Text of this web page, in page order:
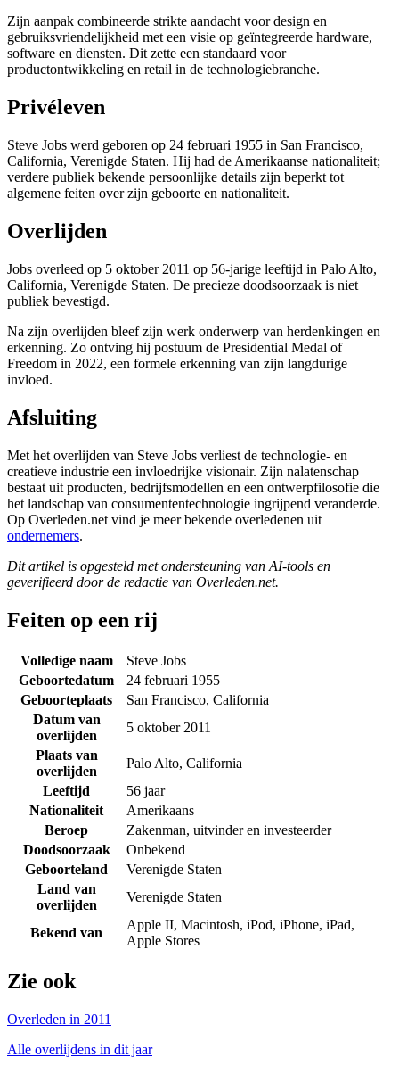
Zijn aanpak combineerde strikte aandacht voor design en
gebruiksvriendelijkheid met een visie op geïntegreerde hardware,
software en diensten. Dit zette een standaard voor
productontwikkeling en retail in de technologiebranche.
Privéleven
Steve Jobs werd geboren op 24 februari 1955 in San Francisco,
California, Verenigde Staten. Hij had de Amerikaanse nationaliteit;
verdere publiek bekende persoonlijke details zijn beperkt tot
algemene feiten over zijn geboorte en nationaliteit.
Overlijden
Jobs overleed op 5 oktober 2011 op 56-jarige leeftijd in Palo Alto,
California, Verenigde Staten. De precieze doodsoorzaak is niet
publiek bevestigd.
Na zijn overlijden bleef zijn werk onderwerp van herdenkingen en
erkenning. Zo ontving hij postuum de Presidential Medal of
Freedom in 2022, een formele erkenning van zijn langdurige
invloed.
Afsluiting
Met het overlijden van Steve Jobs verliest de technologie- en
creatieve industrie een invloedrijke visionair. Zijn nalatenschap
bestaat uit producten, bedrijfsmodellen en een ontwerpfilosofie die
het landschap van consumententechnologie ingrijpend veranderde.
Op Overleden.net vind je meer bekende overledenen uit
ondernemers.
Dit artikel is opgesteld met ondersteuning van AI-tools en
geverifieerd door de redactie van Overleden.net.
Feiten op een rij
Volledige naam
Steve Jobs
Geboortedatum
24 februari 1955
Geboorteplaats
San Francisco, California
Datum van
overlijden
5 oktober 2011
Plaats van
overlijden
Palo Alto, California
Leeftijd
56 jaar
Nationaliteit
Amerikaans
Beroep
Zakenman, uitvinder en investeerder
Doodsoorzaak
Onbekend
Geboorteland
Verenigde Staten
Land van
overlijden
Verenigde Staten
Bekend van
Apple II, Macintosh, iPod, iPhone, iPad,
Apple Stores
Zie ook
Overleden in 2011
Alle overlijdens in dit jaar